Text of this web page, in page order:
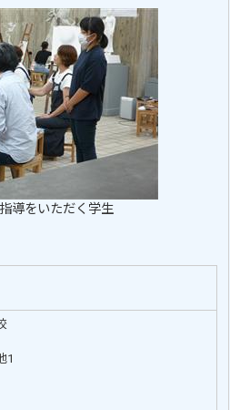
導をいただく学生
1